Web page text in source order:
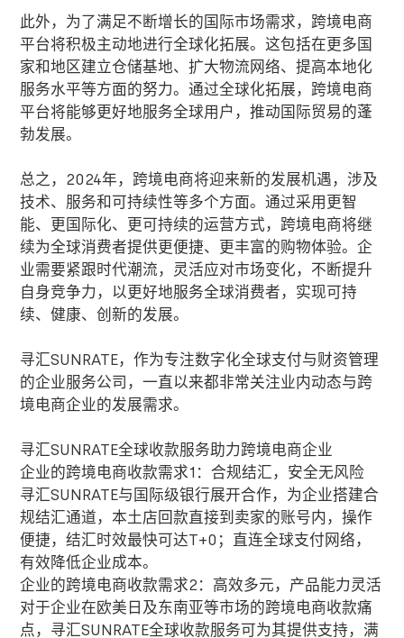
此外，为了满足不断增长的国际市场需求，跨境电商
平台将积极主动地进行全球化拓展。这包括在更多国
家和地区建立仓储基地、扩大物流网络、提高本地化
服务水平等方面的努力。通过全球化拓展，跨境电商
平台将能够更好地服务全球用户，推动国际贸易的蓬
勃发展。
总之，2024年，跨境电商将迎来新的发展机遇，涉及
技术、服务和可持续性等多个方面。通过采用更智
能、更国际化、更可持续的运营方式，跨境电商将继
续为全球消费者提供更便捷、更丰富的购物体验。企
业需要紧跟时代潮流，灵活应对市场变化，不断提升
自身竞争力，以更好地服务全球消费者，实现可持
续、健康、创新的发展。
寻汇SUNRATE，作为专注数字化全球支付与财资管理
的企业服务公司，一直以来都非常关注业内动态与跨
境电商企业的发展需求。
寻汇SUNRATE全球收款服务助力跨境电商企业
企业的跨境电商收款需求1：合规结汇，安全无风险
寻汇SUNRATE与国际级银行展开合作，为企业搭建合
规结汇通道，本土店回款直接到卖家的账号内，操作
便捷，结汇时效最快可达T+0 ；直连全球支付网络，
有效降低企业成本。
企业的跨境电商收款需求2：高效多元，产品能力灵活
对于企业在欧美日及东南亚等市场的跨境电商收款痛
点，寻汇SUNRATE全球收款服务可为其提供支持，满